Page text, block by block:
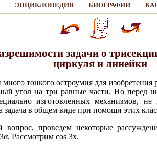
ЭНЦИКЛОПЕДИЯ БИОГРАФИИ
задачи о
циркуля и линейки
тонкого остроумия для
угол на три равные части. Но перед
изготовленных механизмов,
в общем виде при помощи этих
вопрос, проведем некоторые
Рассмотрим cos 3x.